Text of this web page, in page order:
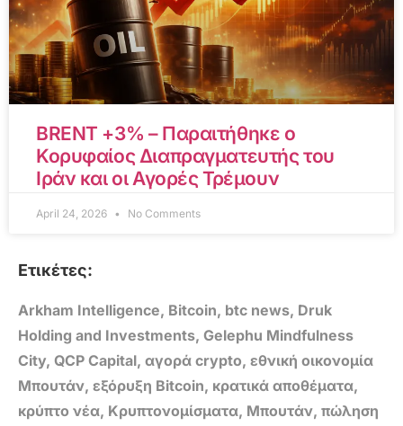
BRENT +3% – Παραιτήθηκε ο
Κορυφαίος Διαπραγματευτής του
Ιράν και οι Αγορές Τρέμουν
April 24, 2026 No Comments
Ετικέτες:
Arkham Intelligence, Bitcoin, btc news, Druk
Holding and Investments, Gelephu Mindfulness
City, QCP Capital, αγορά crypto, εθνική οικονομία
Μπουτάν, εξόρυξη Bitcoin, κρατικά αποθέματα,
κρύπτο νέα, Κρυπτονομίσματα, Μπουτάν, πώληση